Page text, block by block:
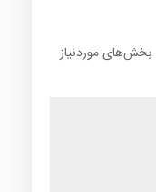
بخش‌های موردنیاز